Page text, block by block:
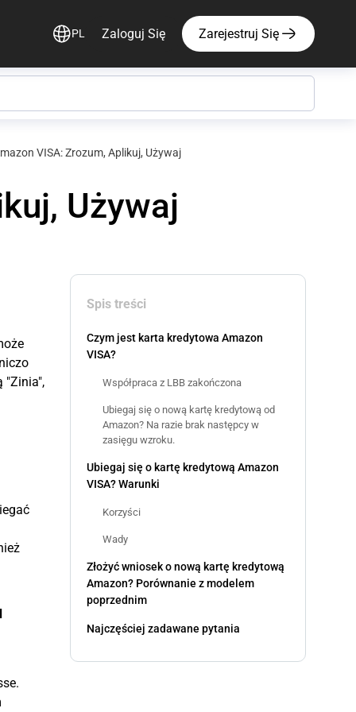
PL Zaloguj Się Zarejestruj Się
VISA: Zrozum, Aplikuj, Używaj
Używaj
Spis treści
Czym jest karta kredytowa Amazon
VISA?
Współpraca z LBB zakończona
Ubiegaj się o nową kartę kredytową od
Amazon? Na razie brak następcy w
zasięgu wzroku.
Ubiegaj się o kartę kredytową Amazon
VISA? Warunki
Korzyści
Wady
Złożyć wniosek o nową kartę kredytową
Amazon? Porównanie z modelem
poprzednim
Najczęściej zadawane pytania
"Zinia",